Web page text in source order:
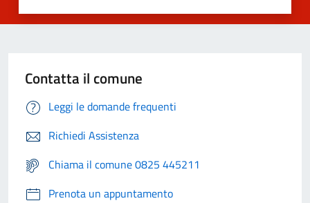
Contatta il comune
Leggi le domande frequenti
Richiedi Assistenza
Chiama il comune 0825 445211
Prenota un appuntamento